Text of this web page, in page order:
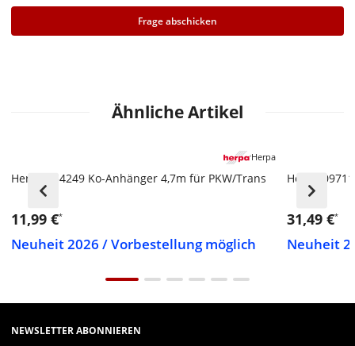
Frage abschicken
Ähnliche Artikel
Herpa 054249 Ko-Anhänger 4,7m für PKW/Trans
11,99 €*
Neuheit 2026 / Vorbestellung möglich
Herpa
Herpa
31,49 €*
Neuheit
NEWSLETTER ABONNIEREN